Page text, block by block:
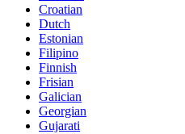
Croatian
Dutch
Estonian
Filipino
Finnish
Frisian
Galician
Georgian
Gujarati